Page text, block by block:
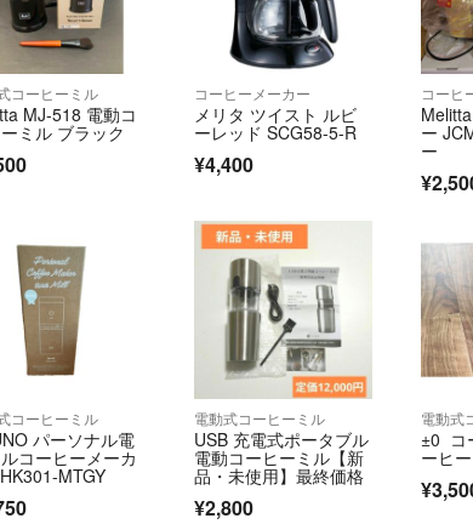
コーヒーミル
MJ-518 電動コ
ミル ブラック
コーヒーメーカー
メリタ ツイスト ルビ
ーレッド SCG58-5-R
¥4,400
コーヒ
ー
ー
コーヒーミル
パーソナル電
コーヒーメーカ
MTGY
電動式コーヒーミル
USB 充電式ポータブル
電動コーヒーミル【新
品・未使用】最終価格
¥2,800
電動式
±0 コ
ーヒ